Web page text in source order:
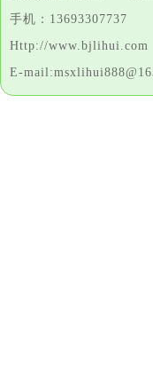
手机：13693307737
Http://www.bjlihui.com
E-